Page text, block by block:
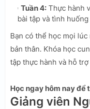
Tuần 4: Thực hành
bài tập và tình
Bạn có thể học mọi
bản thân. Khóa học
tập thực hành và hỗ
Học ngay hôm nay để
Giảng viên